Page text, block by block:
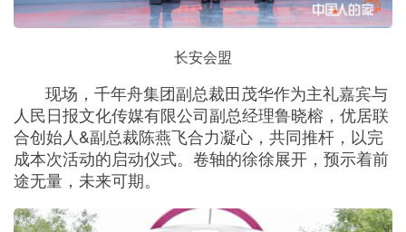
长安会盟
现场，千年舟集团副总裁田茂华作为主礼嘉宾与
人民日报文化传媒有限公司副总经理鲁晓榕，优居联
合创始人&副总裁陈燕飞合力凝心，共同推杆，以完
成本次活动的启动仪式。卷轴的徐徐展开，预示着前
途无量，未来可期。